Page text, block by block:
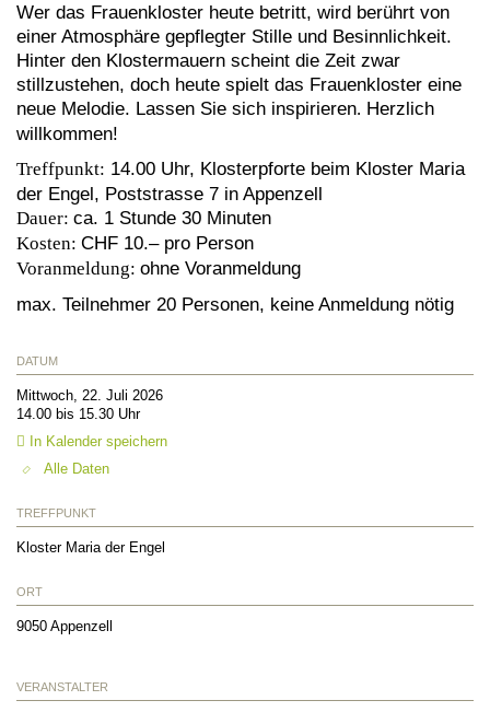
Wer das Frauenkloster heute betritt, wird berührt von
einer Atmosphäre gepflegter Stille und Besinnlichkeit.
Hinter den Klostermauern scheint die Zeit zwar
stillzustehen, doch heute spielt das Frauenkloster eine
neue Melodie. Lassen Sie sich inspirieren. Herzlich
willkommen!
Treffpunkt: 14.00 Uhr, Klosterpforte beim Kloster Maria
der Engel, Poststrasse 7 in Appenzell
Dauer: ca. 1 Stunde 30 Minuten
Kosten: CHF 10.– pro Person
Voranmeldung: ohne Voranmeldung
max. Teilnehmer 20 Personen, keine Anmeldung nötig
DATUM
Mittwoch, 22. Juli 2026
14.00 bis 15.30 Uhr
In Kalender speichern
Alle Daten
TREFFPUNKT
Kloster Maria der Engel
ORT
9050 Appenzell
VERANSTALTER